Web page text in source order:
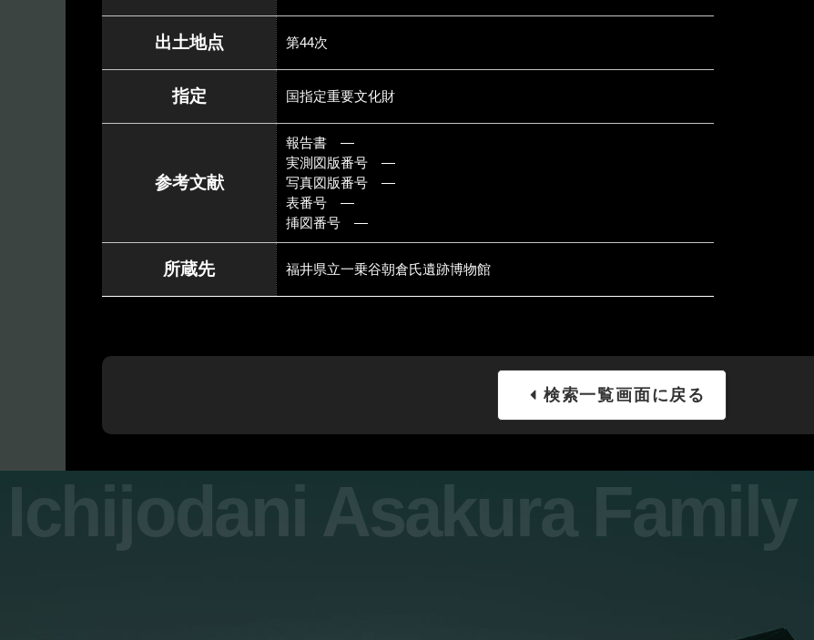
出土地点 第44次
指定 国指定重要文化財
参考文献
報告書 ―
実測図版番号 ―
写真図版番号 ―
表番号 ―
挿図番号 ―
所蔵先 福井県立一乗谷朝倉氏遺跡博物館
検索一覧画面に戻る
Ichijodani Asakura